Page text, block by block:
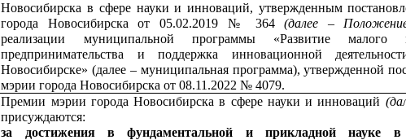
Новосибирска в сфере науки и инноваций, утвержденным
города Новосибирска от 05.02.2019 № 364(далее –
реализации муниципальной программы «Развитие малого
предпринимательства и поддержка инновационной
Новосибирске» (далее – муниципальная программа), утвержденной
мэрии города Новосибирска от 08.11.2022 № 4079.
Премии мэрии города Новосибирска в сфере науки и инноваций
присуждаются:
за достижения в фундаментальной и прикладной науке в